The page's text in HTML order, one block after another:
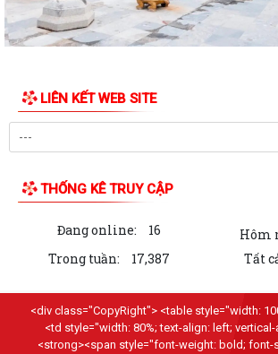
công tác xây dựng văn bản quy...
10 Nghị quyết trụ cột trong kỷ nguyên vươn
phương pháp, phong cách Hồ Chí...
Hướng dẫn Quản lý và sử dụng thẻ Đảng viên
Thông báo về việc tăng cường cảnh giác với
dịch vụ đất đai trái quy định của...
THĂM TẶNG QUÀ GIA ĐÌNH CHÍNH SÁCH NHÂN
NGÀY THƯƠNG BINH - LIỆT SĨ
(27/7/1947 - 27/7/2026).
THƯỜNG TRỰC ĐẢNG ỦY PHƯỜNG LÊ ĐẠI
LIÊN KẾT WEB SITE
THỐNG KÊ TRUY CẬP
Đang online: 16 Hôm
Trong tuần:
17,387 Tất
<div class="CopyRight"> <table style="width:
<td style="width: 80%; text-align: left;
<strong><span style="font-weight: bold; font-